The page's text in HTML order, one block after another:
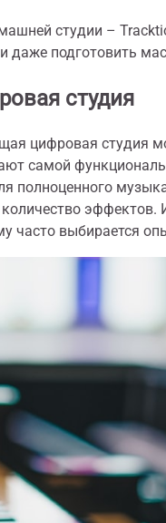
студии –
даже подготовить
студия
цифровая студия
самой
полноценного
часто выбирается